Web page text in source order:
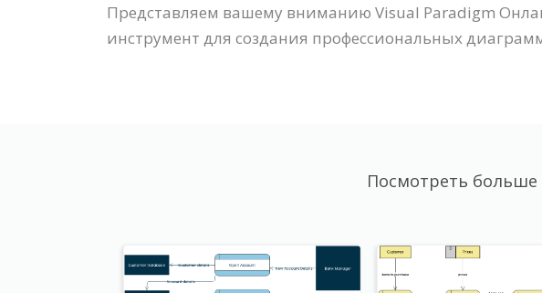
Представляем вашему вниманию Visual Paradigm
инструмент для создания профессиональных
Посмотреть